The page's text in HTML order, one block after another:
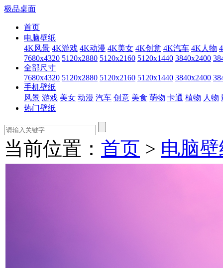
极品桌面
首页
电脑壁纸
4K风景 4K游戏 4K动漫 4K美女 4K创意 4K汽车 4K人物
7680x4320 5120x2880 5120x2160 5120x1440 3840x2400
全部尺寸
7680x4320 5120x2880 5120x2160 5120x1440 3840x2400
手机壁纸
风景 游戏 美女 动漫 汽车 创意 美食 萌物 卡通 植物 人物
热门壁纸
当前位置： 首页 > 电脑